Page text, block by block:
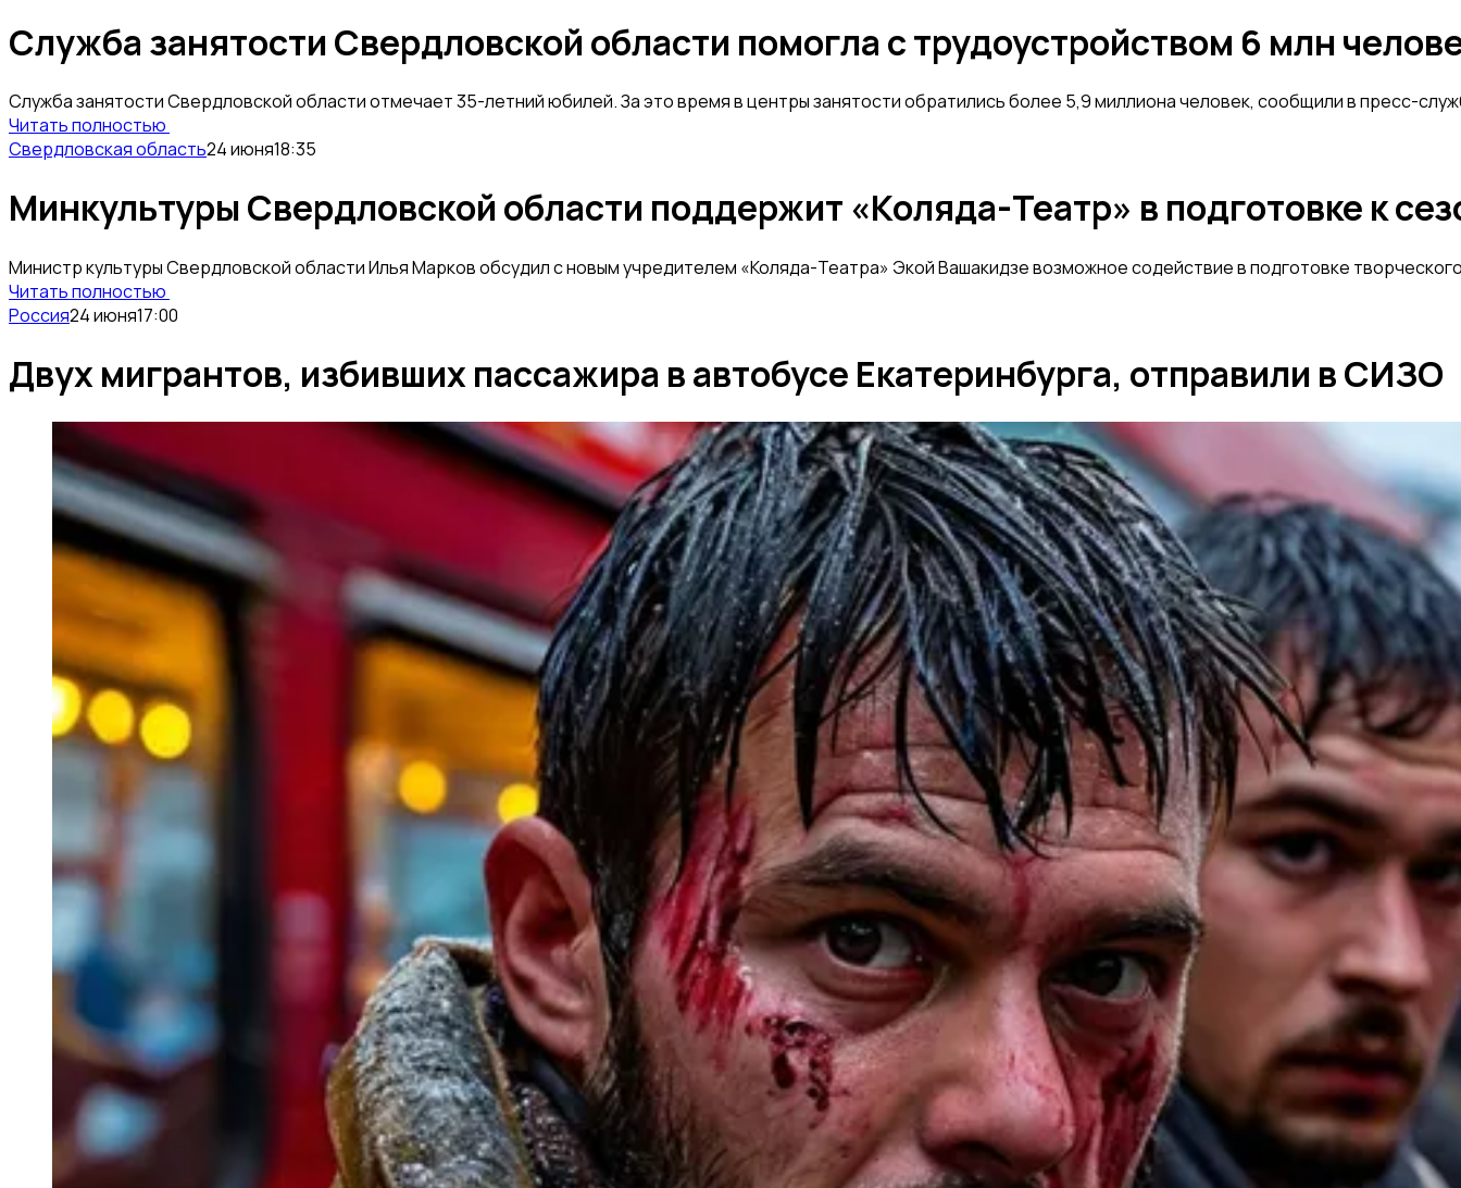
Служба занятости Свердловской области помогла с трудоустройством 6 млн
Служба занятости Свердловской области отмечает 35-летний юбилей. За это время в центры занятости обратились более 5,9 миллиона человек, сообщили в пресс-
Читать полностью
Свердловская область24 июня18:35
Минкультуры Свердловской области поддержит «Коляда-Театр» в подготовке к
Министр культуры Свердловской области Илья Марков обсудил с новым учредителем «Коляда-Театра» Экой Вашакидзе возможное содействие в подготовке
Читать полностью
Россия24 июня17:00
Двух мигрантов, избивших пассажира в автобусе Екатеринбурга, отправили в СИЗО